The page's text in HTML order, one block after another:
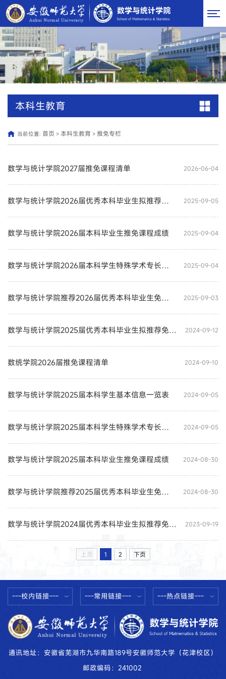
本科生教育
当前位置: 首页 > 本科生教育 > 推免专栏
数学与统计学院2027届推免课程清单 2026-06-04
数学与统计学院2026届优秀本科毕业生拟推荐免试攻读研究生名单一览表 2025-09-05
数学与统计学院2026届本科毕业生推免课程成绩 2025-09-04
数学与统计学院2026届本科学生特殊学术专长成绩申报情况一览表 2025-09-04
数学与统计学院推荐2026届优秀本科毕业生免试攻读研究生工作实施细则 2025-09-03
数学与统计学院2025届优秀本科毕业生拟推荐免试攻读研究生名单一览表 2024-09-12
数统学院2026届推免课程清单 2024-09-10
数学与统计学院2025届本科学生基本信息一览表 2024-09-05
数学与统计学院2025届本科学生特殊学术专长成绩申报情况一览表 2024-09-05
数学与统计学院2025届本科毕业生推免课程成绩 2024-08-30
数学与统计学院推荐2025届优秀本科毕业生免试攻读研究生工作实施细则 2024-08-30
数学与统计学院2024届优秀本科毕业生拟推荐免试攻读研究生特殊学术专长生公示 2023-09-19
上页 1 2 下页
---校内链接--- ---常用链接--- ---热点链接---
通讯地址：安徽省芜湖市九华南路189号安徽师范大学（花津校区）
邮政编码：241002